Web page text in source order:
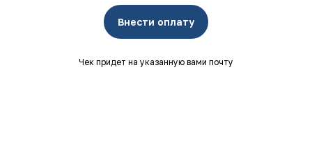
Внести оплату
Чек придет на указанную вами почту